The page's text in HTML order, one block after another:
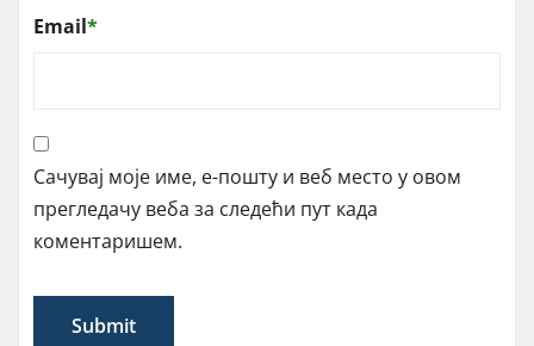
Email*
Сачувај моје име, е-пошту и веб место у овом
прегледачу веба за следећи пут када
коментаришем.